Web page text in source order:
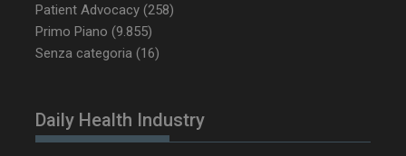
Patient Advocacy (258)
Primo Piano (9.855)
Senza categoria (16)
Daily Health Industry
tracking-sites-
ironfish-session-id
ARRAffinity